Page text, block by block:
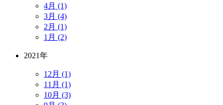
4月 (1)
3月 (4)
2月 (1)
1月 (2)
2021年
12月 (1)
11月 (1)
10月 (3)